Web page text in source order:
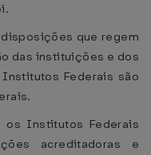
que regem
das instituições e dos
Federais são
os Institutos Federais
acreditadoras e